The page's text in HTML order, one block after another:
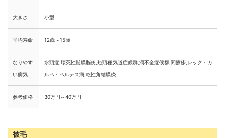
大きさ 小型
平均寿命 12歳～15歳
なりやす
い病気
水頭症,壊死性髄膜脳炎,短頭種気道症候群,洞不全症候群,間擦疹,レッグ・カ
ルベ・ペルテス病,乾性角結膜炎
参考価格 30万円～40万円
被毛